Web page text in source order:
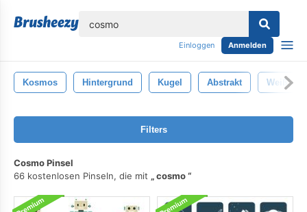
Einloggen Anmelden
Kosmos Hintergrund Kugel Abstrakt Weiß
Filters
Cosmo Pinsel
66 kostenlosen Pinseln, die mit
cosmo